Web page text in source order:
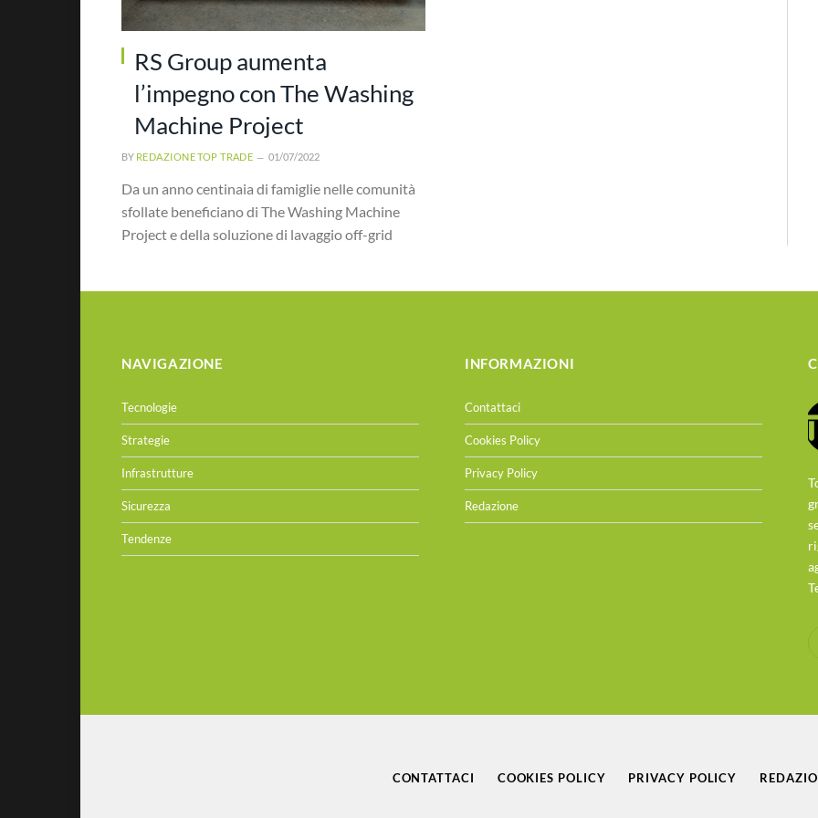
RS Group aumenta
l’impegno con The Washing
Machine Project
BY REDAZIONE TOP TRADE 01/07/2022
Da un anno centinaia di famiglie nelle comunità
sfollate beneficiano di The Washing Machine
Project e della soluzione di lavaggio off-grid
NAVIGAZIONE
Tecnologie
Strategie
Infrastrutture
Sicurezza
Tendenze
INFORMAZIONI
Contattaci
Cookies Policy
Privacy Policy
Redazione
CONTATTACI COOKIES POLICY PRIVACY POLICY